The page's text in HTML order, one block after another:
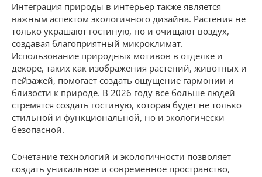
Интеграция природы в интерьер также является
важным аспектом экологичного дизайна. Растения не
только украшают гостиную, но и очищают воздух,
создавая благоприятный микроклимат.
Использование природных мотивов в отделке и
декоре, таких как изображения растений, животных и
пейзажей, помогает создать ощущение гармонии и
близости к природе. В 2026 году все больше людей
стремятся создать гостиную, которая будет не только
стильной и функциональной, но и экологически
безопасной.
Сочетание технологий и экологичности позволяет
создать уникальное и современное пространство,